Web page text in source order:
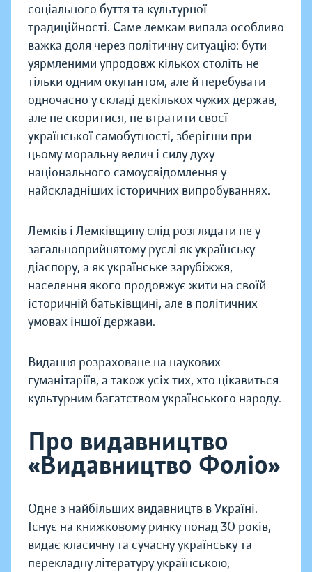
соціального буття та культурної
традиційності. Саме лемкам випала особливо
важка доля через політичну ситуацію: бути
уярмленими упродовж кількох століть не
тільки одним окупантом, але й перебувати
одночасно у складі декількох чужих держав,
але не скоритися, не втратити своєї
української самобутності, зберігши при
цьому моральну велич і силу духу
національного самоусвідомлення у
найскладніших історичних випробуваннях.
Лемків і Лемківщину слід розглядати не у
загальноприйнятому руслі як українську
діаспору, а як українське зарубіжжя,
населення якого продовжує жити на своїй
історичній батьківщині, але в політичних
умовах іншої держави.
Видання розраховане на наукових
гуманітаріїв, а також усіх тих, хто цікавиться
культурним багатством українського народу.
Про видавництво
«Видавництво Фоліо»
Одне з найбільших видавництв в Україні.
Існує на книжковому ринку понад 30 років,
видає класичну та сучасну українську та
перекладну літературу українською,